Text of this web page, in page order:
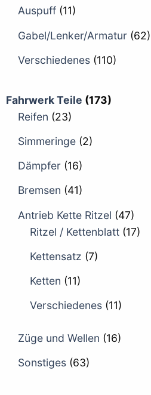
Auspuff (11)
Gabel/Lenker/Armatur (62)
Verschiedenes (110)
Fahrwerk Teile (173)
Reifen (23)
Simmeringe (2)
Dämpfer (16)
Bremsen (41)
Antrieb Kette Ritzel (47)
Ritzel / Kettenblatt (17)
Kettensatz (7)
Ketten (11)
Verschiedenes (11)
Züge und Wellen (16)
Sonstiges (63)